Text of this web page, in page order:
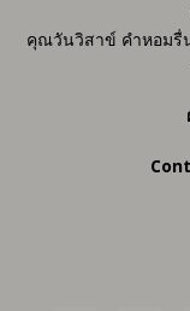
คุณวันวิสาข์ คำหอมรื่